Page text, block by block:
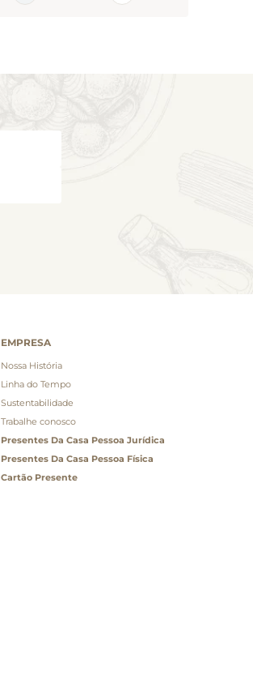
EMPRESA
Nossa História
Linha do Tempo
Sustentabilidade
Trabalhe conosco
Presentes Da Casa Pessoa Jurídica
Presentes Da Casa Pessoa Física
Cartão Presente